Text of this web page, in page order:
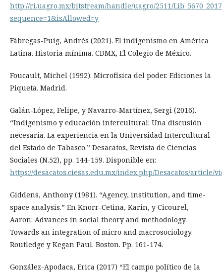
http://ri.uagro.mx/bitstream/handle/uagro/2511/
sequence=1&isAllowed=y
Fábregas-Puig, Andrés (2021). El indigenismo en América
Latina. Historia mínima. CDMX, El Colegio de México.
Foucault, Michel (1992). Microfísica del poder. Ediciones la
Piqueta. Madrid.
Galán-López, Felipe, y Navarro-Martínez, Sergi (2016).
“Indigenismo y educación intercultural: Una discusión
necesaria. La experiencia en la Universidad Intercultural
del Estado de Tabasco.” Desacatos, Revista de Ciencias
Sociales (N.52), pp. 144-159. Disponible en:
https://desacatos.ciesas.edu.mx/index.php/Desacatos/article/
Giddens, Anthony (1981). “Agency, institution, and time-
space analysis.” En Knorr-Cetina, Karin, y Cicourel,
Aaron: Advances in social theory and methodology.
Towards an integration of micro and macrosociology.
Routledge y Kegan Paul. Boston. Pp. 161-174.
González-Apodaca, Erica (2017) “El campo político de la